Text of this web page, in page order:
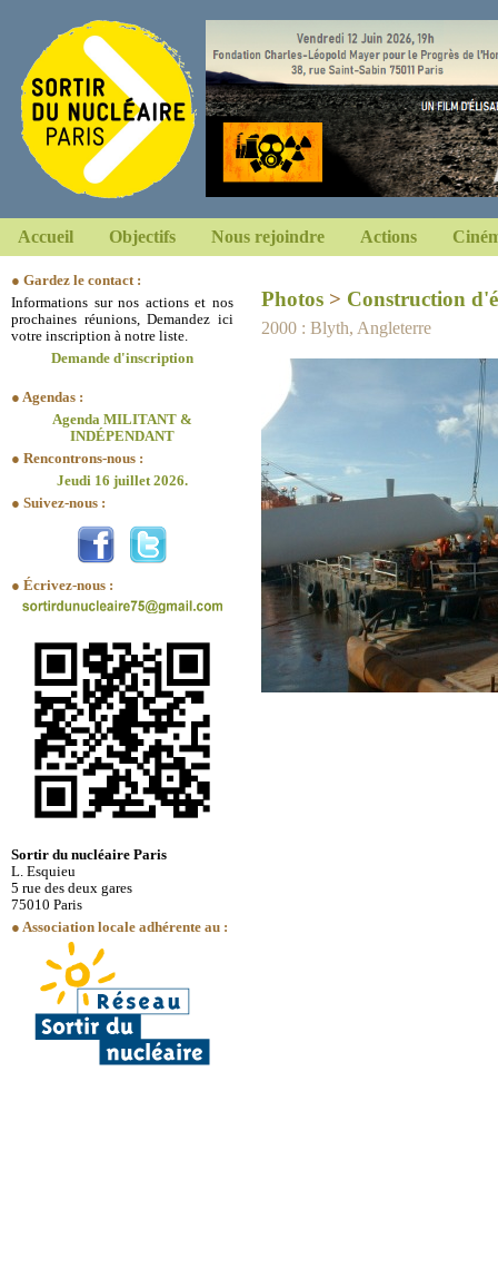
Accueil Objectifs Nous rejoindre Actions
● Gardez le contact :
Informations sur nos actions et nos
prochaines réunions, Demandez ici
votre inscription à notre liste.
Demande d'inscription
● Agendas :
Agenda MILITANT &
INDÉPENDANT
● Rencontrons-nous :
Jeudi 16 juillet 2026.
● Suivez-nous :
● Écrivez-nous :
Sortir du nucléaire Paris
L. Esquieu
5 rue des deux gares
75010 Paris
● Association locale adhérente au :
Photos > Construction
2000 : Blyth, Angleterre